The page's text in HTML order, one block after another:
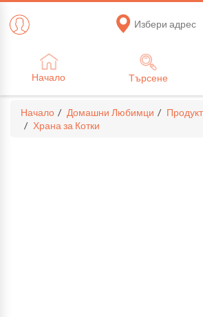
Избери адрес
Начало Търсене
Начало Домашни Любимци
Храна за Котки